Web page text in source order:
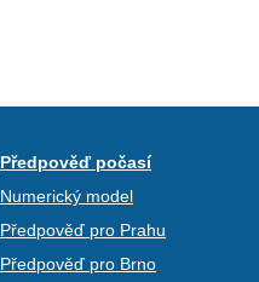
Předpověď počasí
Numerický model
Předpověď pro Prahu
Předpověď pro Brno